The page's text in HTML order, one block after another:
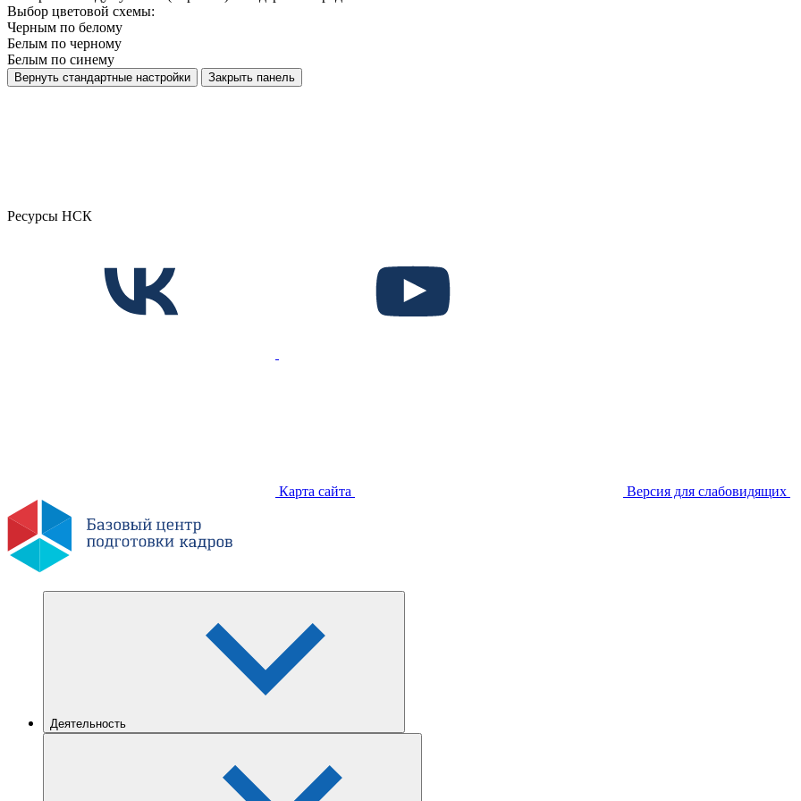
Выбор цветовой схемы:
Черным по белому
Белым по черному
Белым по синему
Вернуть стандартные настройки Закрыть панель
Ресурсы НСК
Карта сайта Версия для слабовидящих
Деятельность